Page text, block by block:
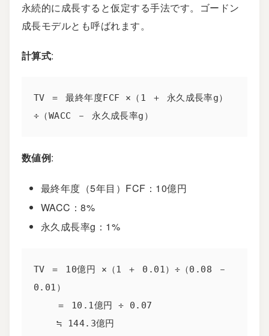
永続的に成長すると仮定する手法です。ゴードン
成長モデルとも呼ばれます。
計算式:
TV ＝ 最終年度FCF ×（1 ＋ 永久成長率g）
÷（WACC － 永久成長率g）
数値例:
最終年度（5年目）FCF：10億円
WACC：8%
永久成長率g：1%
TV ＝ 10億円 ×（1 ＋ 0.01）÷（0.08 －
0.01）
    ≒ 144.3億円